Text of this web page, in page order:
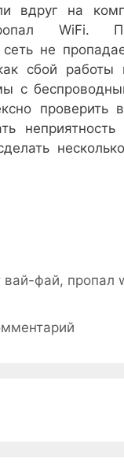
вдруг на
WiFi.
не
сбой работы
с
проверить
вай-фай, пропал